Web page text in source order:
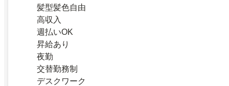
髪型髪色自由
高収入
週払いOK
昇給あり
夜勤
交替勤務制
デスクワーク